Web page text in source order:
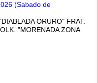
(Sabado de
ORURO" FRAT.
"MORENADA ZONA